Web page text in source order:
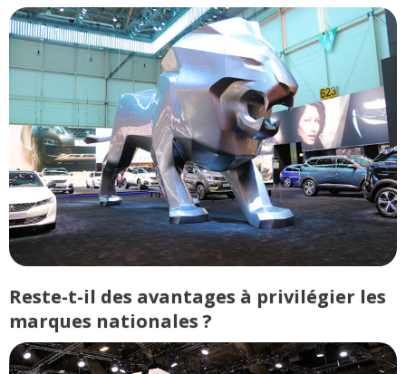
Reste-t-il des avantages à privilégier les
marques nationales ?